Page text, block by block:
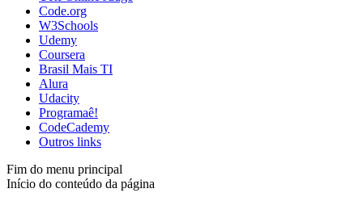
Code.org
W3Schools
Udemy
Coursera
Brasil Mais TI
Alura
Udacity
Programaê!
CodeCademy
Outros links
Fim do menu principal
Início do conteúdo da página